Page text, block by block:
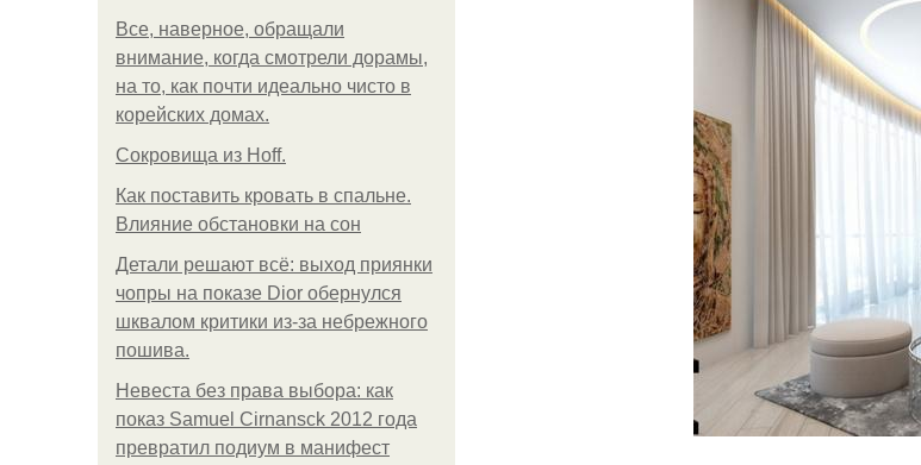
Все, наверное, обращали
внимание, когда смотрели дорамы,
на то, как почти идеально чисто в
корейских домах.
Сокровища из Hoff.
Как поставить кровать в спальне.
Влияние обстановки на сон
Детали решают всё: выход приянки
чопры на показе Dior обернулся
шквалом критики из-за небрежного
пошива.
Невеста без права выбора: как
показ Samuel Cirnansck 2012 года
превратил подиум в манифест